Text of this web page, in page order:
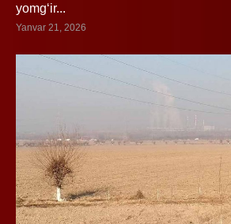
yomg‘ir...
Yanvar 21, 2026